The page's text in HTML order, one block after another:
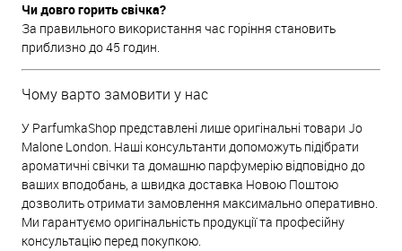
Чи довго горить свічка?
За правильного використання час горіння становить
приблизно до 45 годин.
Чому варто замовити у нас
У ParfumkaShop представлені лише оригінальні товари Jo
Malone London. Наші консультанти допоможуть підібрати
ароматичні свічки та домашню парфумерію відповідно до
ваших вподобань, а швидка доставка Новою Поштою
дозволить отримати замовлення максимально оперативно.
Ми гарантуємо оригінальність продукції та професійну
консультацію перед покупкою.